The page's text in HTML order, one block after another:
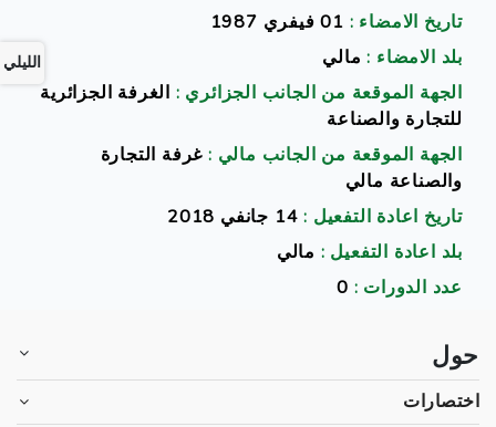
تاريخ الامضاء :
بلد الامضاء : مالي
الجهة الموقعة من الجانب الجزائري : الغرفة الجزائرية
للتجارة والصناعة
الجهة الموقعة من الجانب مالي : غرفة التجارة
والصناعة مالي
تاريخ اعادة التفعيل :14 جانفي 2018
بلد اعادة التفعيل : مالي
عدد الدورات : 0
حول
اختصارات
الليلي